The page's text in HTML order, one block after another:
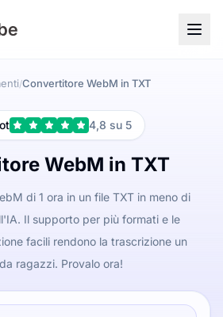
/Convertitore WebM in TXT
4,8 su 5
WebM in TXT
di 1 ora in un file TXT in meno di
Il supporto per più formati e le
facili rendono la trascrizione un
ragazzi. Provalo ora!